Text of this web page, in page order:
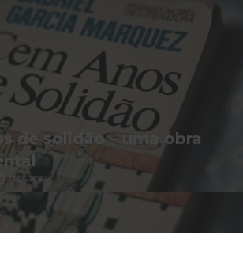
de solidão – uma obra
17/05/2024